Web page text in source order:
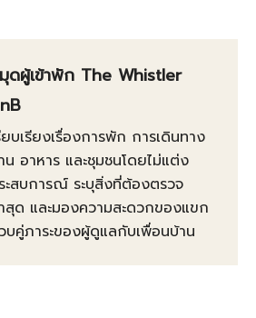
ดผู้เข้าพัก The Whistler
ยบเรียงเรื่องการพัก การเดินทาง
น อาหาร และชุมชนโดยไม่แต่ง
ะสบการณ์ ระบุสิ่งที่ต้องตรวจ
สุด และมองความสะดวกของแขก
บคู่ภาระของผู้ดูแลกับเพื่อนบ้าน